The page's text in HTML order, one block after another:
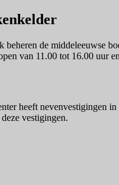
de middeleeuwse
van 11.00 tot 16.00 uur
heeft nevenvestigingen
vestigingen.